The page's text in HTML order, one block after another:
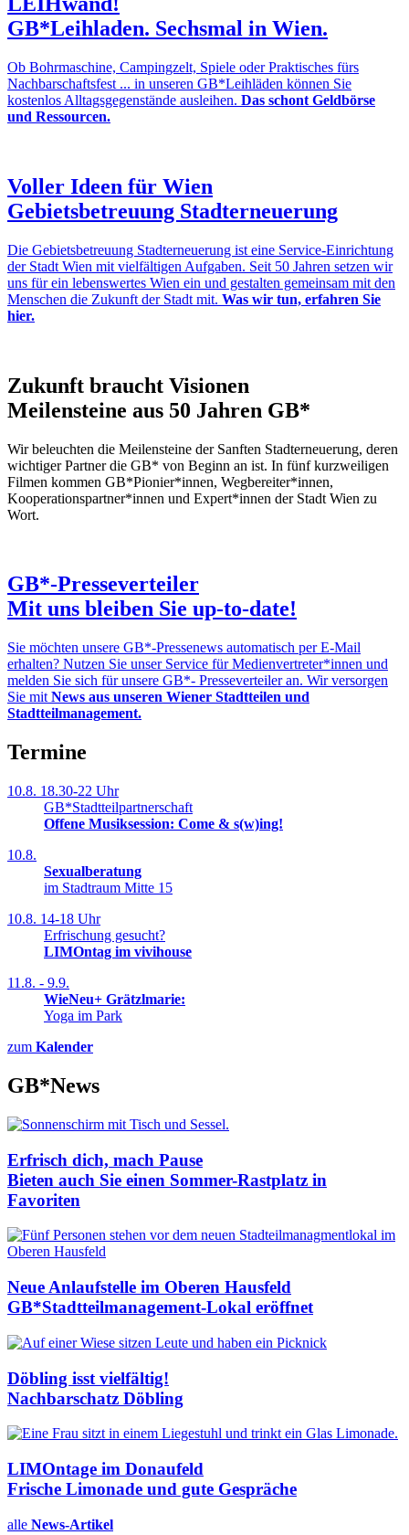
GB*Leihladen. Sechsmal in Wien.
Ob Bohrmaschine, Campingzelt, Spiele oder Praktisches fürs
Nachbarschaftsfest ... in unseren GB*Leihläden können Sie
kostenlos Alltagsgegenstände ausleihen. Das schont Geldbörse
und Ressourcen.
Voller Ideen für Wien
Gebietsbetreuung Stadterneuerung
Die Gebietsbetreuung Stadterneuerung ist eine Service-Einrichtung
der Stadt Wien mit vielfältigen Aufgaben. Seit 50 Jahren setzen wir
uns für ein lebenswertes Wien ein und gestalten gemeinsam mit den
Menschen die Zukunft der Stadt mit. Was wir tun, erfahren Sie
hier.
Zukunft braucht Visionen
Meilensteine aus 50 Jahren GB*
Wir beleuchten die Meilensteine der Sanften Stadterneuerung, deren
wichtiger Partner die GB* von Beginn an ist. In fünf kurzweiligen
Filmen kommen GB*Pionier*innen, Wegbereiter*innen,
Kooperationspartner*innen und Expert*innen der Stadt Wien zu
Wort.
GB*-Presseverteiler
Mit uns bleiben Sie up-to-date!
Sie möchten unsere GB*-Pressenews automatisch per E-Mail
erhalten? Nutzen Sie unser Service für Medienvertreter*innen und
melden Sie sich für unsere GB*- Presseverteiler an. Wir versorgen
Sie mit News aus unseren Wiener Stadtteilen und
Stadtteilmanagement.
Termine
10.8. 18.30-22 Uhr
GB*Stadt­teil­part­ner­schaft
Offene Musiksession: Come & s(w)ing!
10.8.
Sexual­be­ratung
im Stadtraum Mitte 15
10.8. 14-18 Uhr
Erfrischung gesucht?
LIMOntag im vivihouse
11.8. - 9.9.
WieNeu+ Grätzlmarie:
Yoga im Park
zum Kalender
GB*News
Erfrisch dich, mach Pause
Bieten auch Sie einen Sommer-Rastplatz in
Favoriten
Neue Anlauf­stelle im Oberen Hausfeld
GB*Stadt­teil­ma­na­gement-Lokal eröffnet
Döbling isst vielfältig!
Nachbar­schatz Döbling
LIMOntage im Donaufeld
Frische Limonade und gute Gespräche
alle News-Artikel